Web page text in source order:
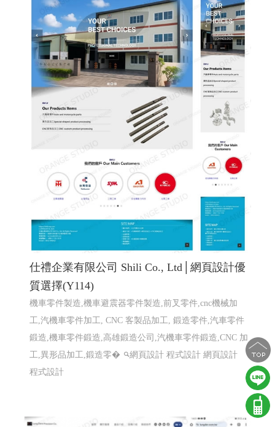
仕禮企業有限公司 Shili Co., Ltd│網頁設計優
質選擇(Y114)
機車零件製造,機車避震器零件製造,前叉零件,cnc機械加
工,汽機車零件加工, CNC 客製品加工, 鍛造零件,汽車零件
鍛造,機車零件鍛造,高雄鍛造公司,汽機車零件鍛造,CNC 加
工,異形品加工,鍛造零�
網頁設計 程式設計網頁設計
程式設計